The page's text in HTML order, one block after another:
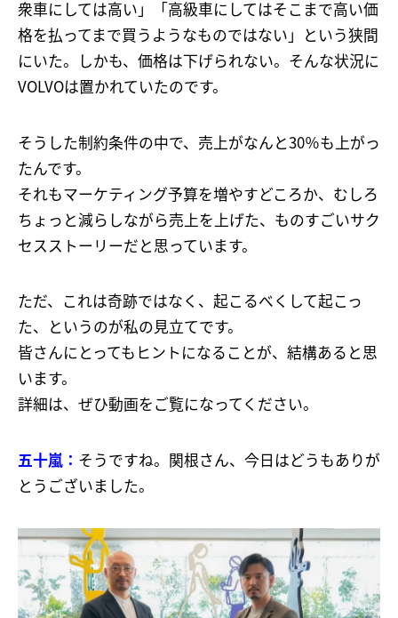
衆車にしては高い」「高級車にしてはそこまで高い価
格を払ってまで買うようなものではない」という狭間
にいた。しかも、価格は下げられない。そんな状況に
VOLVOは置かれていたのです。
そうした制約条件の中で、売上がなんと30％も上がっ
たんです。
それもマーケティング予算を増やすどころか、むしろ
ちょっと減らしながら売上を上げた、ものすごいサク
セスストーリーだと思っています。
ただ、これは奇跡ではなく、起こるべくして起こっ
た、というのが私の見立てです。
皆さんにとってもヒントになることが、結構あると思
います。
詳細は、ぜひ動画をご覧になってください。
五十嵐： そうですね。関根さん、今日はどうもありが
とうございました。